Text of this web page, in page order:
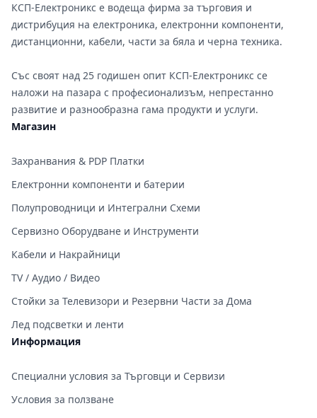
КСП-Електроникс е водеща фирма за търговия и
дистрибуция на електроника, електронни компоненти,
дистанционни, кабели, части за бяла и черна техника.
Със своят над 25 годишен опит КСП-Електроникс се
наложи на пазара с професионализъм, непрестанно
развитие и разнообразна гама продукти и услуги.
Магазин
Захранвания & PDP Платки
Електронни компоненти и батерии
Полупроводници и Интегрални Схеми
Сервизно Оборудване и Инструменти
Кабели и Накрайници
TV / Аудио / Видео
Стойки за Телевизори и Резервни Части за Дома
Лед подсветки и ленти
Информация
Специални условия за Търговци и Сервизи
Условия за ползване